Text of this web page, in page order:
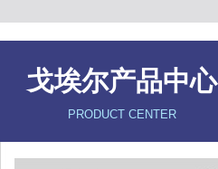
戈埃尔产品中心
PRODUCT CENTER